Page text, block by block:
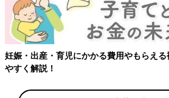
【ワクチン接種できるものも】妊婦の感